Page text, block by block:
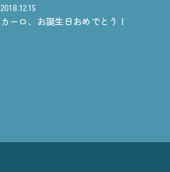
2018.12.15
カーロ、お誕生日おめでとう！